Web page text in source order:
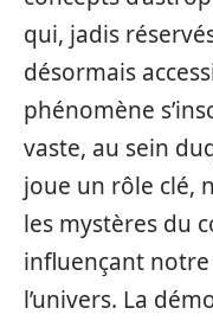
qui, jadis
désormais
phénomène
vaste, au sein
joue un rôle clé,
les mystères du
influençant
l’univers. La